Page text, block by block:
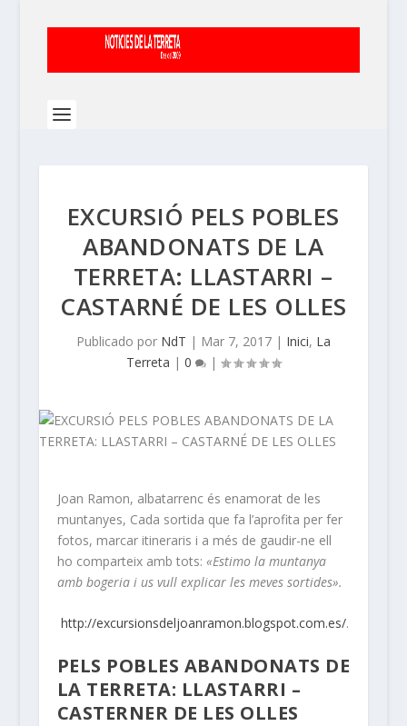
EXCURSIÓ PELS POBLES
ABANDONATS DE LA
TERRETA: LLASTARRI –
CASTARNÉ DE LES OLLES
Publicado por NdT | Mar 7, 2017| Inici, La
Terreta | 0 |
Joan Ramon, albatarrenc és enamorat de les
muntanyes, Cada sortida que fa l’aprofita per fer
fotos, marcar itineraris i a més de gaudir-ne ell
ho comparteix amb tots: «Estimo la muntanya
amb bogeria i us vull explicar les meves sortides».
http://excursionsdeljoanramon.blogspot.com.es/.
PELS POBLES ABANDONATS DE
LA TERRETA: LLASTARRI –
CASTERNER DE LES OLLES